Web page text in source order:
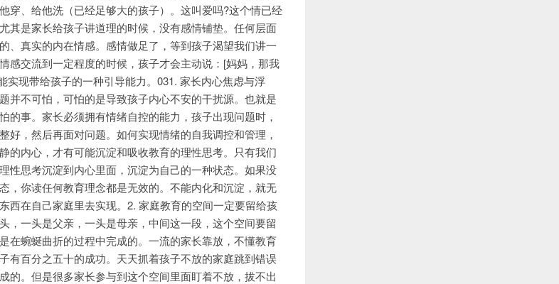
穿、给他洗（已经足够大的孩子）。这叫爱吗?这个情已经
其是家长给孩子讲道理的时候，没有感情铺垫。任何层面
、真实的内在情感。感情做足了，等到孩子渴望我们讲一
感交流到一定程度的时候，孩子才会主动说：[妈妈，那我
现带给孩子的一种引导能力。031. 家长内心焦虑与浮
并不可怕，可怕的是导致孩子内心不安的干扰源。也就是
的事。家长必须拥有情绪自控的能力，孩子出现问题时，
好，然后再面对问题。如何实现情绪的自我调控和管理，
的内心，才有可能沉淀和吸收教育的理性思考。只有我们
性思考沉淀到内心里面，沉淀为自己的一种状态。如果没
，你读任何教育理念都是无效的。不能内化和沉淀，就无
西在自己家庭里去实现。2. 家庭教育的空间一定要留给孩
，一头是父亲，一头是母亲，中间这一段，这个空间要留
在蜿蜒曲折的过程中完成的。一流的家长靠放，不懂教育
有百分之五十的成功。天天抓着孩子不放的家庭跳到错误
的。但是很多家长参与到这个空间里面盯着不放，拔不出